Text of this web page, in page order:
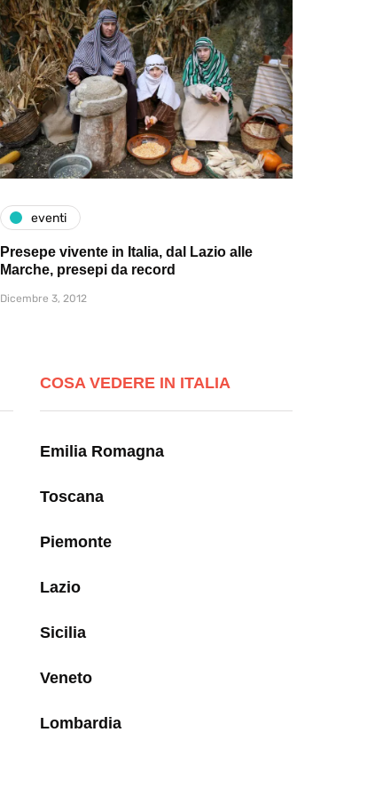
eventi
Presepe vivente in Italia, dal Lazio alle
Marche, presepi da record
Dicembre 3, 2012
COSA VEDERE IN ITALIA
Emilia Romagna
Toscana
Piemonte
Lazio
Sicilia
Veneto
Lombardia